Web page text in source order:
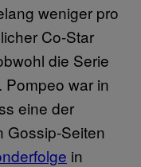
weniger pro
Co-Star
die Serie
Pompeo war in
eine der
Gossip-Seiten
in